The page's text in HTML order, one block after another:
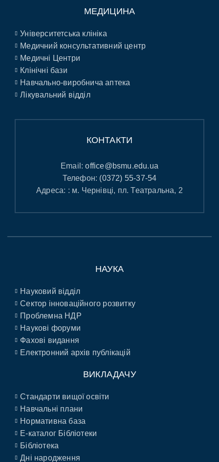
МЕДИЦИНА
Університетська клініка
Медичний консультативний центр
Медичні Центри
Клінічні бази
Навчально-виробнича аптека
Лікувальний відділ
КОНТАКТИ
Email:office@bsmu.edu.ua
Телефон: (0372) 55-37-54
Адреса: : м. Чернівці, пл. Театральна, 2
НАУКА
Науковий відділ
Сектор інноваційного розвитку
Проблемна НДР
Наукові форуми
Фахові видання
Електронний архів публікацій
ВИКЛАДАЧУ
Стандарти вищої освіти
Навчальні плани
Нормативна база
E-каталог Бібліотеки
Бібліотека
Дні народження